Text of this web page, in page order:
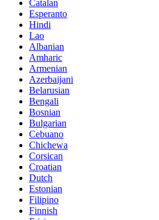
Catalan
Esperanto
Hindi
Lao
Albanian
Amharic
Armenian
Azerbaijani
Belarusian
Bengali
Bosnian
Bulgarian
Cebuano
Chichewa
Corsican
Croatian
Dutch
Estonian
Filipino
Finnish